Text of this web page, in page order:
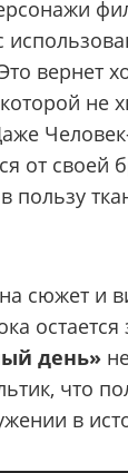
вернет
не
от своей
пользу
сюжет и
остается
день»
что
в